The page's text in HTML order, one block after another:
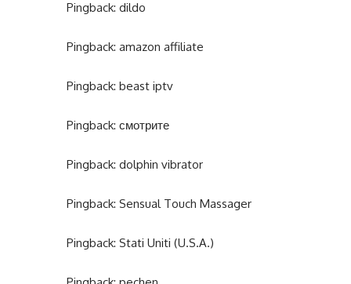
Pingback: dildo
Pingback: amazon affiliate
Pingback: beast iptv
Pingback: смотрите
Pingback: dolphin vibrator
Pingback: Sensual Touch Massager
Pingback: Stati Uniti (U.S.A.)